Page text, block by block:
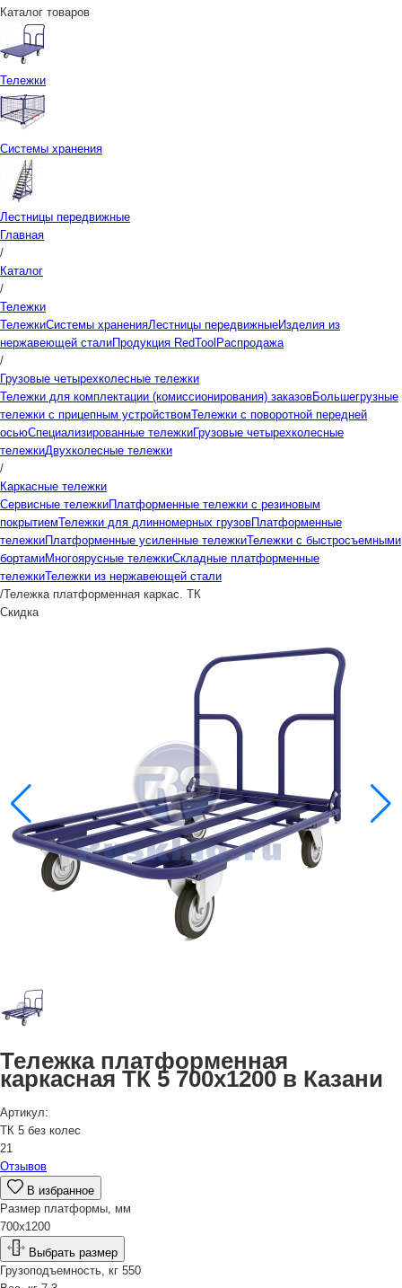
Каталог товаров
Тележки
Системы хранения
Лестницы передвижные
Главная
/
Каталог
/
Тележки
ТележкиСистемы храненияЛестницы передвижныеИзделия из
нержавеющей сталиПродукция RedTool Распродажа
/
Грузовые четырехколесные тележки
Тележки для комплектации (комиссионирования) заказовБольшегрузные
тележки с прицепным устройствомТележки с поворотной передней
осьюСпециализированные тележкиГрузовые четырехколесные
тележкиДвухколесные тележки
/
Каркасные тележки
Сервисные тележкиПлатформенные тележки с резиновым
покрытиемТележки для длинномерных грузовПлатформенные
тележкиПлатформенные усиленные тележкиТележки с быстросъемными
бортамиМногоярусные тележкиСкладные платформенные
тележкиТележки из нержавеющей стали
/Тележка платформенная каркас. ТК
Скидка
Тележка платформенная
каркасная ТК 5 700х1200 в Казани
Артикул:
ТК 5 без колес
21
Отзывов
В избранное
Размер платформы, мм
700х1200
Выбрать размер
Грузоподъемность, кг 550